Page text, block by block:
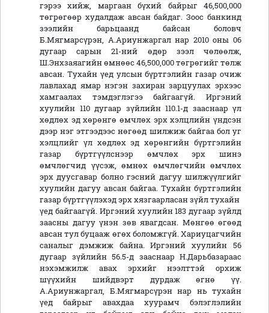
гэрээ хийж, маргаан бүхий байрыг 46,500,000
төгрөгөөр худалдаж авсан байдаг. Зоос банкинд
зээлийн барьцаанд байсан боловч
Б.Мягмарсүрэн, А.Ариунжаргал нар 2010 оны 06
дугаар сарын 21-ний өдөр зээл чөлөөлж,
Ш.Энхзаяагийн өмнөөс 46,500,000 төгрөгийг төлж
авсан. Тухайн үед улсын бүртгэлийн газар очиж
лавлахад ямар нэгэн захиран зарцуулах эрхээс
хамгаалах тэмдэглэгээ байгаагүй. Иргэний
хуулийн 110 дугаар зүйлийн 110.1-д зааснаар үл
хөдлөх эд хөрөнгө өмчлөх эрх хэлцлийн үндсэн
дээр нэг этгээдээс нөгөөд шилжиж байгаа бол уг
хэлцлийг үл хөдлөх эд хөрөнгийн бүртгэлийн
газар бүртгүүлснээр өмчлөх эрх шинэ
өмчлөгчид үүсэж, өмнөх өмчлөгчийн өмчлөх
эрх дуусгавар болно гэсний дагуу шилжүүлгийг
хуулийн дагуу авсан байгаа. Тухайн бүртгэлийн
газар бүртгүүлэхэд эрх хязгаарласан зүйл тухайн
үед байгаагүй. Иргэний хуулийн 183 дугаар зүйлд
заасны дагуу үнэн зөв явагдсан. Мөнгөө өгөөд
авсан тул буцааж өгөх боломжгүй. Хариуцагчийн
саналыг дэмжиж байна. Иргэний хуулийн 56
дугаар зүйлийн 56.5-д зааснаар Н.Дарьбазараас
нэхэмжилж авах эрхийг нээлттэй орхиж
шүүхийн шийдвэрт дурдаж өгнө үү.
А.Ариунжаргал, Б.Мягмарсүрэн нар нь тухайн
үед байрыг авахдаа хуурамч бэлэглэлийн